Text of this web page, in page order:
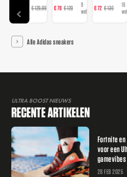
€ 129,99
14
webshops
€ 78 € 120
9
webshops€ 72 € 130
16
Alle Adidas sneakers
ULTRA BOOST NIEUWS
RECENTE ARTIKELEN
Fortnite
voor een
gamevibes
28 FEB 2025